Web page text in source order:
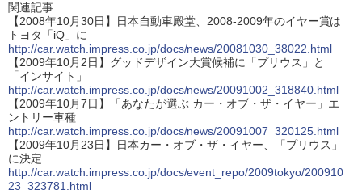
関連記事
【2008年10月30日】日本自動車殿堂、2008-2009年のイヤー賞は
トヨタ「iQ」に
http://car.watch.impress.co.jp/docs/news/20081030_38022.html
【2009年10月2日】グッドデザイン大賞候補に「プリウス」と
「インサイト」
http://car.watch.impress.co.jp/docs/news/20091002_318840.html
【2009年10月7日】「あなたが選ぶ カー・オブ・ザ・イヤー」エ
ントリー車種
http://car.watch.impress.co.jp/docs/news/20091007_320125.html
【2009年10月23日】日本カー・オブ・ザ・イヤー、「プリウス」
に決定
http://car.watch.impress.co.jp/docs/event_repo/2009tokyo/200910
23_323781.html